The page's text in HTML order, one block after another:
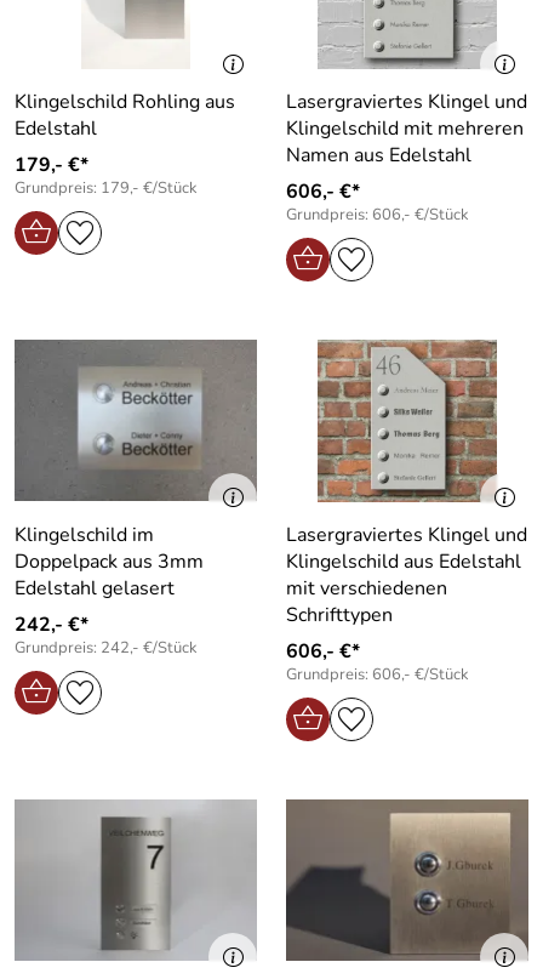
Klingelschild Rohling aus
Edelstahl
179,- €*
Grundpreis: 179,- €/Stück
Lasergraviertes Klingel und
Klingelschild mit mehreren
Namen aus Edelstahl
606,- €*
Grundpreis: 606,- €/Stück
Klingelschild im
Doppelpack aus 3mm
Edelstahl gelasert
242,- €*
Grundpreis: 242,- €/Stück
Lasergraviertes Klingel und
Klingelschild aus Edelstahl
mit verschiedenen
Schrifttypen
606,- €*
Grundpreis: 606,- €/Stück